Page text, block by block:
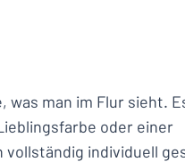
man im Flur sieht.
oder einer
vollständig individuell